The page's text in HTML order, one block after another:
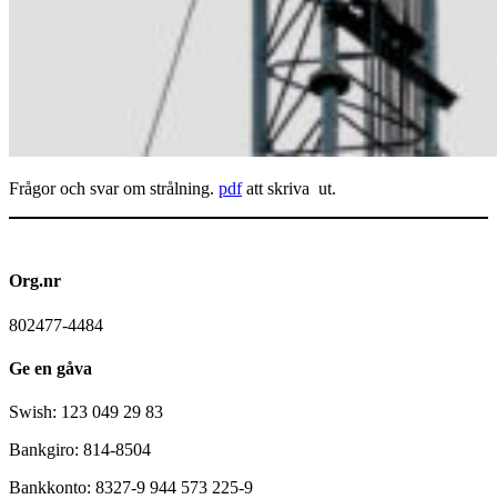
Frågor och svar om strålning. pdfatt skriva ut.
Org.nr
802477-4484
Ge en gåva
Swish: 123 049 29 83
Bankgiro: 814-8504
Bankkonto: 8327-9 944 573 225-9